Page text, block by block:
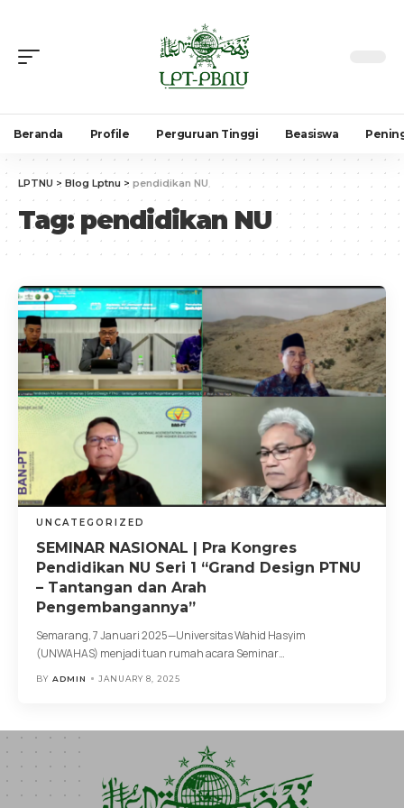
Beranda Profile Perguruan Tinggi Beasiswa
LPTNU > Blog Lptnu > pendidikan NU
Tag: pendidikan NU
UNCATEGORIZED
SEMINAR NASIONAL | Pra Kongres
Pendidikan NU Seri 1 “Grand Design PTNU
– Tantangan dan Arah
Pengembangannya”
Semarang, 7 Januari 2025—Universitas Wahid Hasyim
(UNWAHAS) menjadi tuan rumah acara Seminar…
BY ADMIN JANUARY 8, 2025